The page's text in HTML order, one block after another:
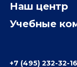
Учебные
Отзывы компаний
Наш центр
Информация о
+7 (495) 232-32-16